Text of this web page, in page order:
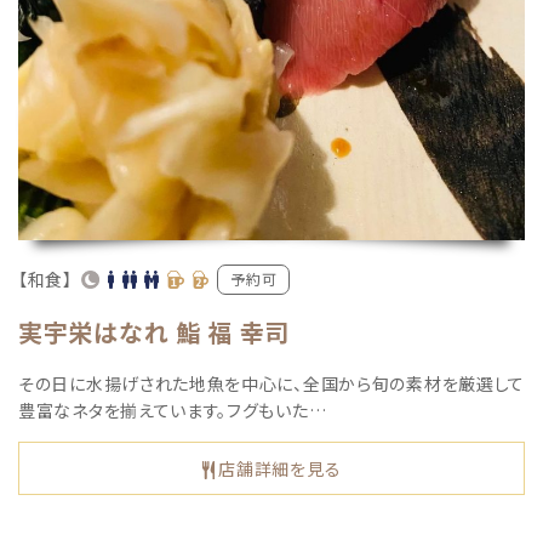
【和食】 予約可
実宇栄はなれ 鮨 福 幸司
その日に水揚げされた地魚を中心に、全国から旬の素材を厳選して
豊富なネタを揃えています。フグもいた…
店舗詳細を見る